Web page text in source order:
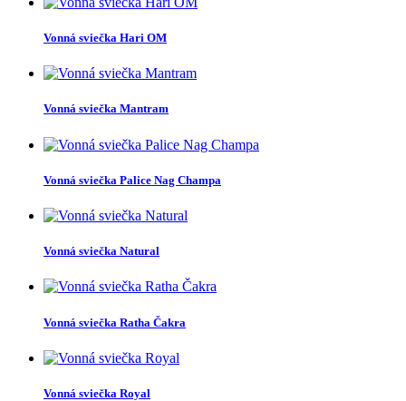
Vonná sviečka Hari OM
Vonná sviečka Mantram
Vonná sviečka Palice Nag Champa
Vonná sviečka Natural
Vonná sviečka Ratha Čakra
Vonná sviečka Royal